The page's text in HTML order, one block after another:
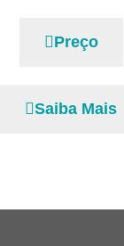
Preço
Saiba Mais